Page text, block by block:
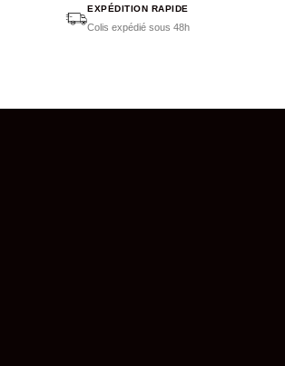
EXPÉDITION RAPIDE
Colis expédié sous 48h